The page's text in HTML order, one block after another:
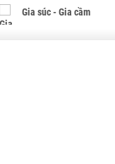
Gia súc - Gia cầm